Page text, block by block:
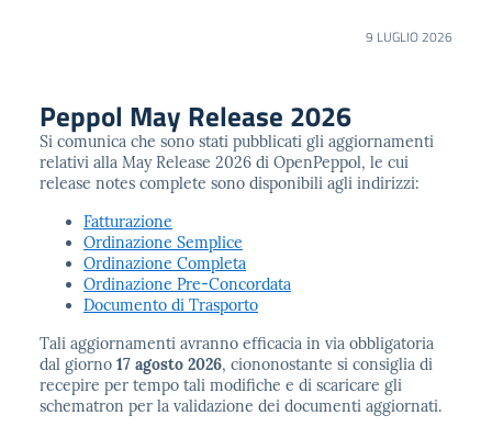
9 LUGLIO 2026
Peppol May Release 2026
Si comunica che sono stati pubblicati gli aggiornamenti
relativi alla May Release 2026 di OpenPeppol, le cui
release notes complete sono disponibili agli indirizzi:
Fatturazione
Ordinazione Semplice
Ordinazione Completa
Ordinazione Pre-Concordata
Documento di Trasporto
Tali aggiornamenti avranno efficacia in via obbligatoria
dal giorno 17 agosto 2026, ciononostante si consiglia di
recepire per tempo tali modifiche e di scaricare gli
schematron per la validazione dei documenti aggiornati.